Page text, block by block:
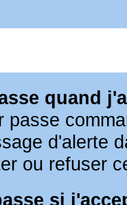
quand
passe
d'alerte
ou refuser
si